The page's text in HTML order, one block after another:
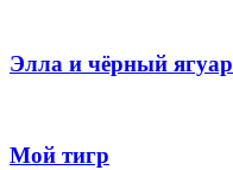
Элла и чёрный ягуар
Мой тигр